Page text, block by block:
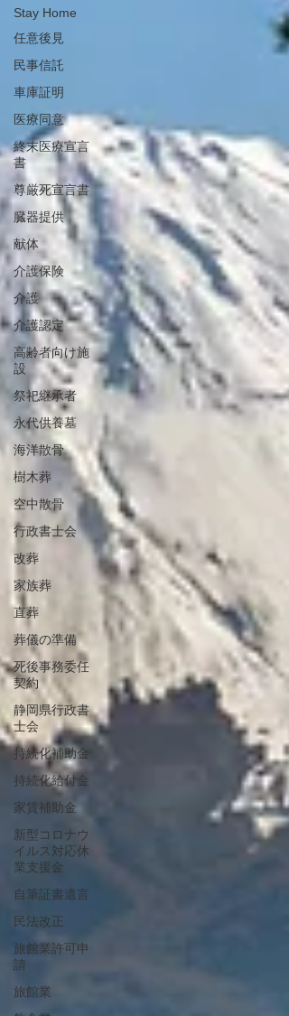
Stay Home
任意後見
民事信託
車庫証明
医療同意
終末医療宣言
書
尊厳死宣言書
臓器提供
献体
介護保険
介護
介護認定
高齢者向け施
設
祭祀継承者
永代供養墓
海洋散骨
樹木葬
空中散骨
行政書士会
改葬
家族葬
直葬
葬儀の準備
死後事務委任
契約
静岡県行政書
士会
持続化補助金
持続化給付金
家賃補助金
新型コロナウ
イルス対応休
業支援金
自筆証書遺言
民法改正
旅館業許可申
請
旅館業